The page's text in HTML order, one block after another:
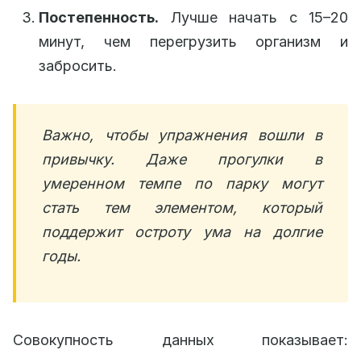
Постепенность. Лучше начать с 15–20
минут, чем перегрузить организм и
забросить.
Важно, чтобы упражнения вошли в
привычку. Даже прогулки в
умеренном темпе по парку могут
стать тем элементом, который
поддержит остроту ума на долгие
годы.
Совокупность данных показывает: